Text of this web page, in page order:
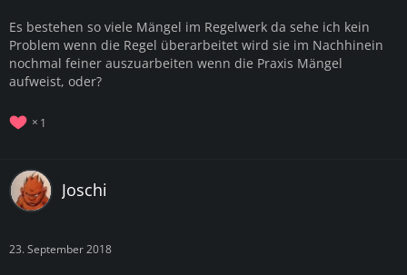
Es bestehen so viele Mängel im Regelwerk da sehe ich kein
Problem wenn die Regel überarbeitet wird sie im Nachhinein
nochmal feiner auszuarbeiten wenn die Praxis Mängel
aufweist, oder?
1
Joschi
23. September 2018